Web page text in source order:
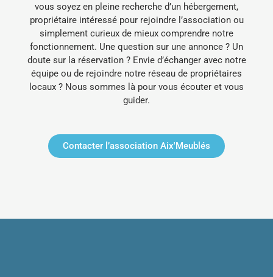
vous soyez en pleine recherche d’un hébergement,
propriétaire intéressé pour rejoindre l’association ou
simplement curieux de mieux comprendre notre
fonctionnement. Une question sur une annonce ? Un
doute sur la réservation ? Envie d’échanger avec notre
équipe ou de rejoindre notre réseau de propriétaires
locaux ? Nous sommes là pour vous écouter et vous
guider.
Contacter l’association Aix'Meublés